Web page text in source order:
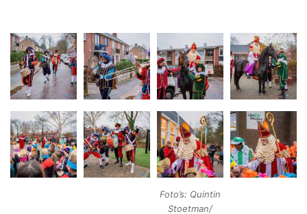
Foto’s: Quintin
Stoetman/